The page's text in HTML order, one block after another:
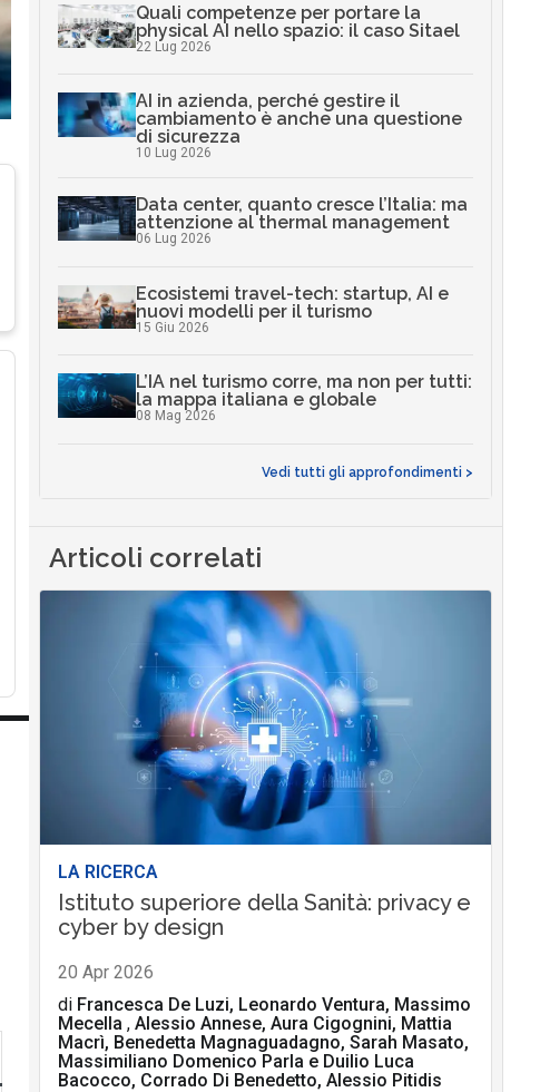
Quali competenze per portare la
physical AI nello spazio: il caso Sitael
22 Lug 2026
AI in azienda, perché gestire il
cambiamento è anche una questione
di sicurezza
10 Lug 2026
Data center, quanto cresce l’Italia: ma
attenzione al thermal management
06 Lug 2026
Ecosistemi travel-tech: startup, AI e
nuovi modelli per il turismo
15 Giu 2026
L’IA nel turismo corre, ma non per tutti:
la mappa italiana e globale
08 Mag 2026
Vedi tutti gli approfondimenti >
Articoli correlati
LA RICERCA
Istituto superiore della Sanità: privacy e
cyber by design
20 Apr 2026
di Francesca De Luzi, Leonardo Ventura, Massimo
Mecella , Alessio Annese, Aura Cigognini, Mattia
Macrì, Benedetta Magnaguadagno, Sarah Masato,
Massimiliano Domenico Parla e Duilio Luca
Bacocco, Corrado Di Benedetto, Alessio Pitidis